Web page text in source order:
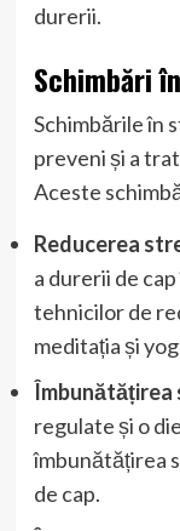
durerii.
Schimbări
Schimbările în
preveni și a
Aceste
Reducerea
a durerii de
tehnicilor de
meditația și
Îmbunătățirea
regulate și o
îmbunătățirea
de cap.